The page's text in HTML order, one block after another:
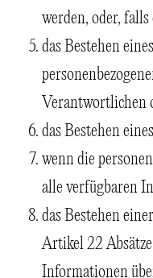
werden, oder,
das Bestehen
Verantwortlichen
das Bestehen
wenn die
alle verfügbaren
das Bestehen
Artikel 22
Informationen